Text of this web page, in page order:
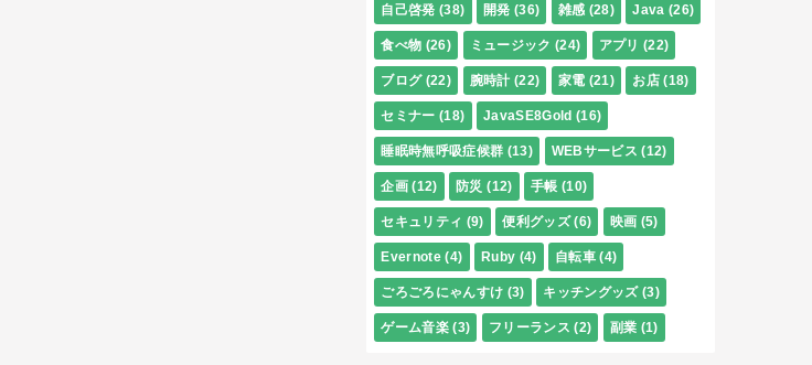
自己啓発 (38) 開発 (36) 雑感 (28) Java (26)
食べ物 (26) ミュージック (24) アプリ (22)
ブログ (22) 腕時計 (22) 家電 (21) お店 (18)
セミナー (18) JavaSE8Gold (16)
睡眠時無呼吸症候群 (13) WEBサービス (12)
企画 (12) 防災 (12) 手帳 (10)
セキュリティ (9) 便利グッズ (6) 映画 (5)
Evernote (4) Ruby (4) 自転車 (4)
ごろごろにゃんすけ (3) キッチングッズ (3)
ゲーム音楽 (3) フリーランス (2) 副業 (1)